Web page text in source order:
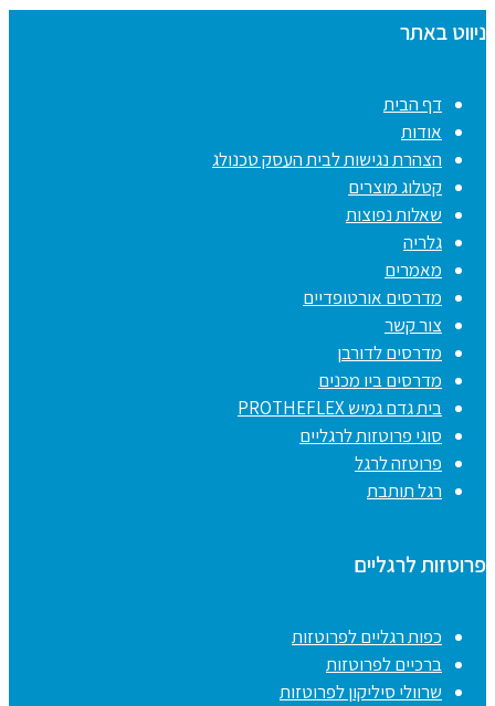
ניווט באתר
דף הבית
אודות
הצהרת נגישות לבית העסק טכנולג
קטלוג מוצרים
שאלות נפוצות
גלריה
מאמרים
מדרסים אורטופדיים
צור קשר
מדרסים לדורבן
מדרסים ביו מכנים
בית גדם גמיש PROTHEFLEX
סוגי פרוטזות לרגליים
פרוטזה לרגל
רגל תותבת
פרוטזות לרגליים
כפות רגליים לפרוטזות
ברכיים לפרוטזות
שרוולי סיליקון לפרוטזות